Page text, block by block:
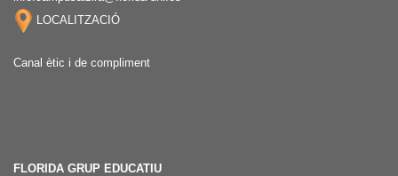
LOCALITZACIÓ
Canal ètic i de compliment
FLORIDA GRUP EDUCATIU